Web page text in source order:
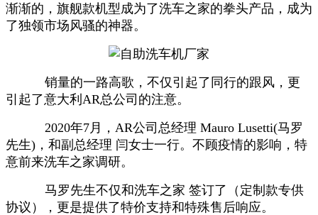
渐渐的，旗舰款机型成为了洗车之家的拳头产品，成为
了独领市场风骚的神器。
销量的一路高歌，不仅引起了同行的跟风，更
引起了意大利AR总公司的注意。
2020年7月，AR公司总经理 Mauro Lusetti(马罗
先生)，和副总经理 闫女士一行。不顾疫情的影响，特
意前来洗车之家调研。
马罗先生不仅和洗车之家 签订了（定制款专供
协议），更是提供了特价支持和特殊售后响应。